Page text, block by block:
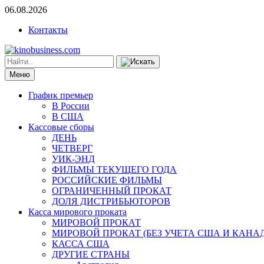
06.08.2026
Контакты
Меню
График премьер
В России
В США
Кассовые сборы
ДЕНЬ
ЧЕТВЕРГ
УИК-ЭНД
ФИЛЬМЫ ТЕКУЩЕГО ГОДА
РОССИЙСКИЕ ФИЛЬМЫ
ОГРАНИЧЕННЫЙ ПРОКАТ
ДОЛЯ ДИСТРИБЬЮТОРОВ
Касса мирового проката
МИРОВОЙ ПРОКАТ
МИРОВОЙ ПРОКАТ (БЕЗ УЧЕТА США И
КАССА США
ДРУГИЕ СТРАНЫ